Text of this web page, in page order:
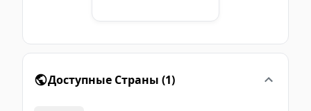
Доступные Страны (1)